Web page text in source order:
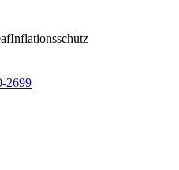
Inflationsschutz
2699